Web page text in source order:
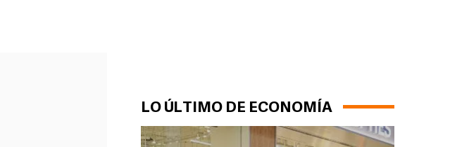
LO ÚLTIMO DE ECONOMÍA